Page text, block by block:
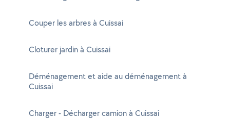
Couper les arbres à Cuissai
Cloturer jardin à Cuissai
Déménagement et aide au déménagement à
Cuissai
Charger - Décharger camion à Cuissai